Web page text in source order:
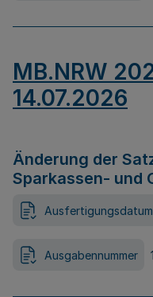
MB.NRW
14.07.2026
Änderung der
Sparkassen- und
Ausfertigungsdatum
Ausgabennummer